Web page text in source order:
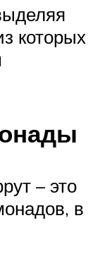
которых
– это
в